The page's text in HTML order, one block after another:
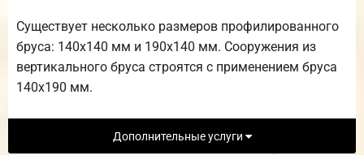
Существует несколько размеров профилированного
бруса: 140х140 мм и 190х140 мм. Сооружения из
вертикального бруса строятся с применением бруса
140х190 мм.
Дополнительные услуги